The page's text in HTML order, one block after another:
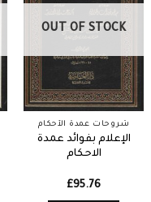
OUT OF STOCK
شروحات عمدة الأحكام
الإعلام بفوائد عمدة
الاحكام
£95.76